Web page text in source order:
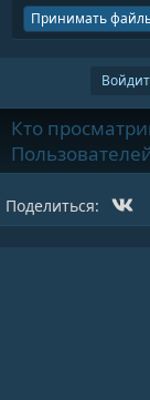
Принимать
Кто
Поделиться: Vk